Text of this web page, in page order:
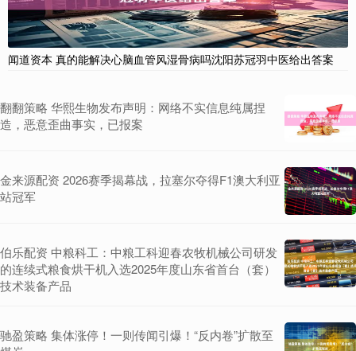
闻道资本 真的能解决心脑血管风湿骨病吗沈阳苏冠羽中医给出答案
翻翻策略 华熙生物发布声明：网络不实信息纯属捏
造，恶意歪曲事实，已报案
金来源配资 2026赛季揭幕战，拉塞尔夺得F1澳大利亚
站冠军
伯乐配资 中粮科工：中粮工科迎春农牧机械公司研发
的连续式粮食烘干机入选2025年度山东省首台（套）
技术装备产品
驰盈策略 集体涨停！一则传闻引爆！“反内卷”扩散至